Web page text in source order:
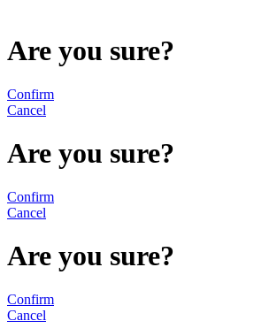
Are you sure?
Confirm
Cancel
Are you sure?
Confirm
Cancel
Are you sure?
Confirm
Cancel